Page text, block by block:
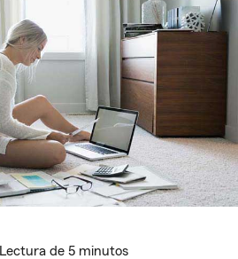
Lectura de 5 minutos